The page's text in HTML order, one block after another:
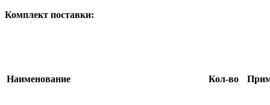
Комплект поставки:
Наименование Кол-во